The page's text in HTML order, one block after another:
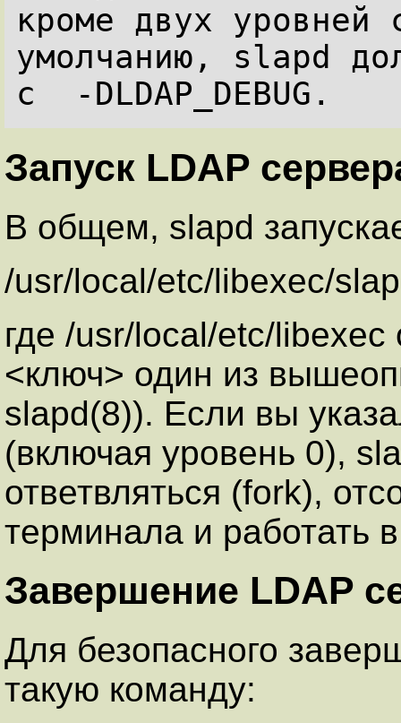
кроме двух уровней
умолчанию, slapd
Запуск LDAP
В общем, slapd
/usr/local/etc/libexec/
где /usr/local/etc/
<ключ> один из
slapd(8)). Если вы
(включая уровень 0),
ответвляться (fork),
терминала и работать
Завершение LDAP
Для безопасного
такую команду: